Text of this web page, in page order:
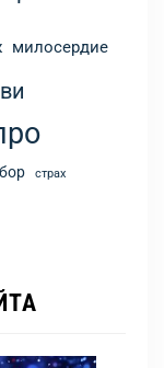
милосердие
страх